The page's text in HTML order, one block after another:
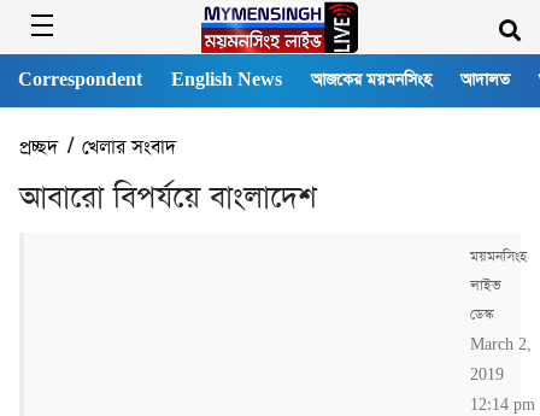
Correspondent English News আজকের ময়মনসিংহ আদালত
প্রচ্ছদ/ খেলার সংবাদ
আবারো বিপর্যয়ে বাংলাদেশ
ময়মনসিংহ
লাইভ
ডেস্ক
March 2,
2019
12:14 pm